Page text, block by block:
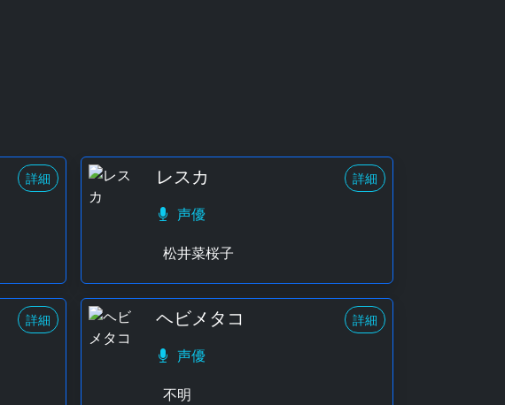
詳細 レスカ 詳細
声優
松井菜桜子
詳細 ヘビメタコ 詳細
声優
不明